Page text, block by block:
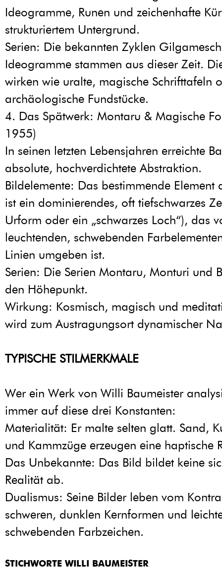
Ideogramme, Runen und zeichenhafte
strukturiertem Untergrund.
Serien: Die bekannten Zyklen
Ideogramme stammen aus dieser Zeit.
wirken wie uralte, magische Schrifttafeln
archäologische Fundstücke.
4. Das Spätwerk: Montaru & Magische
1955)
In seinen letzten Lebensjahren erreichte
absolute, hochverdichtete Abstraktion.
Bildelemente: Das bestimmende Element
ist ein dominierendes, oft tiefschwarzes
Urform oder ein „schwarzes Loch“), das
leuchtenden, schwebenden
Linien umgeben ist.
Serien: Die Serien Montaru, Monturi und
den Höhepunkt.
Wirkung: Kosmisch, magisch und
wird zum Austragungsort dynamischer
TYPISCHE STILMERKMALE
Wer ein Werk von Willi Baumeister
immer auf diese drei Konstanten:
Materialität: Er malte selten glatt. Sand,
und Kammzüge erzeugen eine haptische
Das Unbekannte: Das Bild bildet keine
Realität ab.
Dualismus: Seine Bilder leben vom
schweren, dunklen Kernformen und
schwebenden Farbzeichen.
STICHWORTE WILLI BAUMEISTER